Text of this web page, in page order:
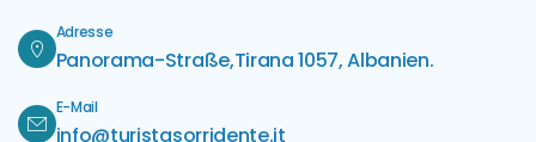
Adresse
Panorama-Straße,Tirana 1057, Albanien.
E-Mail
info@turistasorridente.it